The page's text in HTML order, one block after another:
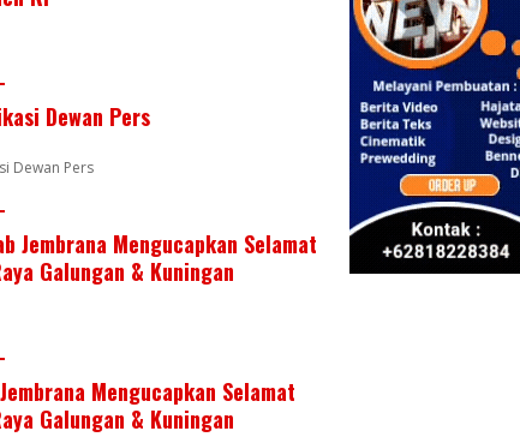
er
k
Dewan Pers
Dewan Pers
Jembrana Mengucapkan Selamat
Galungan & Kuningan
Mengucapkan Selamat
Galungan & Kuningan